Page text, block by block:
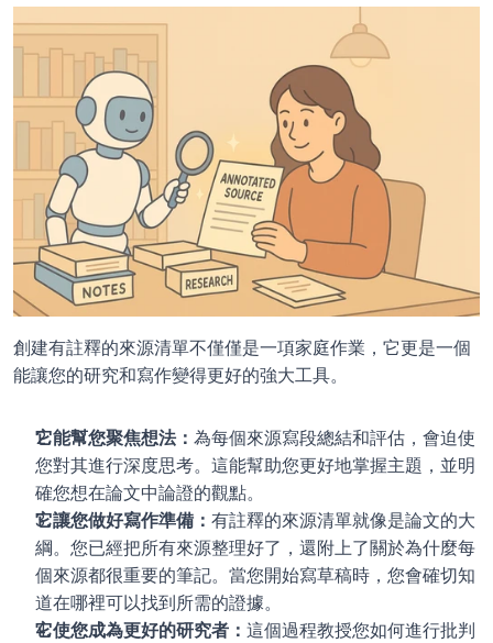
創建有註釋的來源清單不僅僅是一項家庭作業，它更是一個
能讓您的研究和寫作變得更好的強大工具。
它能幫您聚焦想法： 為每個來源寫段總結和評估，會迫使
您對其進行深度思考。這能幫助您更好地掌握主題，並明
確您想在論文中論證的觀點。
它讓您做好寫作準備： 有註釋的來源清單就像是論文的大
綱。您已經把所有來源整理好了，還附上了關於為什麼每
個來源都很重要的筆記。當您開始寫草稿時，您會確切知
道在哪裡可以找到所需的證據。
它使您成為更好的研究者： 這個過程教授您如何進行批判